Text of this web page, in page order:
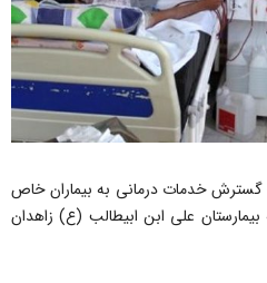
گسترش خدمات درمانی به بیماران خاص
علی ابن ابیطالب (ع) زاهدان